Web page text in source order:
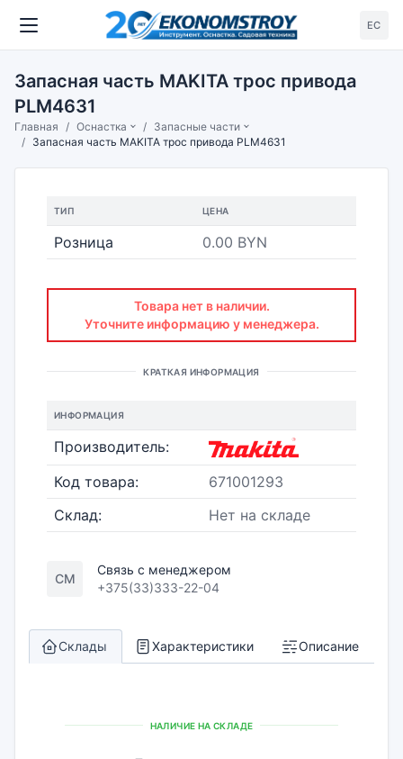
ЕС
Запасная часть MAKITA трос привода
PLM4631
Главная Оснастка
Запасные части
Запасная часть MAKITA трос привода PLM4631
ТИП ЦЕНА
Розница 0.00 BYN
Товара нет в наличии.
Уточните информацию у менеджера.
КРАТКАЯ ИНФОРМАЦИЯ
ИНФОРМАЦИЯ
Производитель:
Код товара:
671001293
Склад:
Нет на складе
СМ
Связь с менеджером
+375(33)333-22-04
Склады Характеристики Описание
НАЛИЧИЕ НА СКЛАДЕ